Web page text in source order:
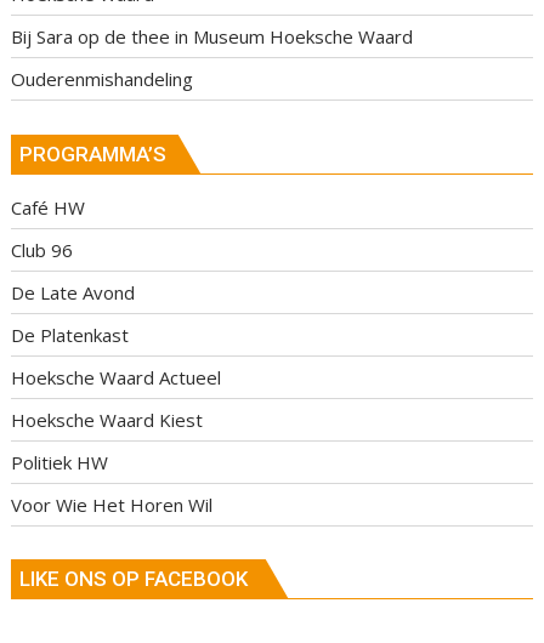
Bij Sara op de thee in Museum Hoeksche Waard
Ouderenmishandeling
PROGRAMMA’S
Café HW
Club 96
De Late Avond
De Platenkast
Hoeksche Waard Actueel
Hoeksche Waard Kiest
Politiek HW
Voor Wie Het Horen Wil
LIKE ONS OP FACEBOOK